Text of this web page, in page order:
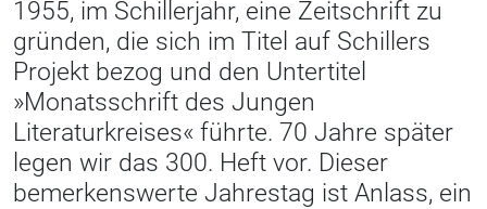
1955, im Schillerjahr, eine Zeitschrift zu
gründen, die sich im Titel auf Schillers
Projekt bezog und den Untertitel
»Monatsschrift des Jungen
Literaturkreises« führte. 70 Jahre später
legen wir das 300. Heft vor. Dieser
bemerkenswerte Jahrestag ist Anlass, ein